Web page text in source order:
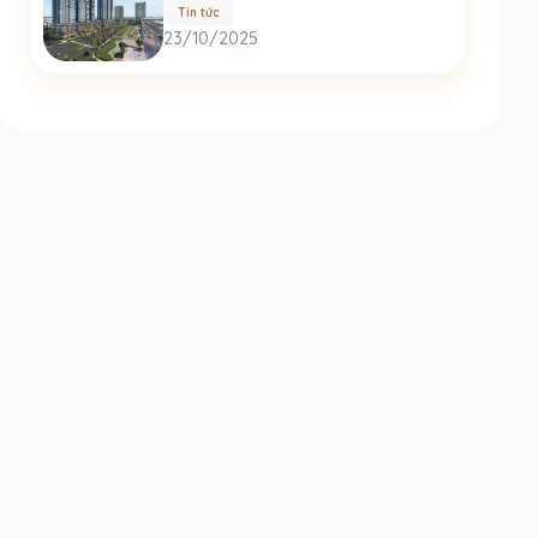
Tin tức
23/10/2025